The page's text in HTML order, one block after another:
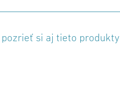
si aj tieto produkty